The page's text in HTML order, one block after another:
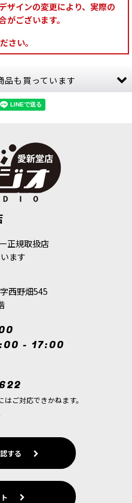
ザインの変更により、実際の
がございます。
さい。
品も買っています
ルー(シェード色)
正規取扱店
ます
西野畑545
- 17:00
ご対応できかねます。
する